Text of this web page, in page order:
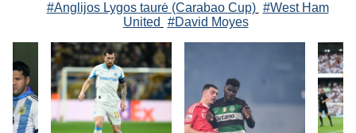
#Anglijos Lygos taurė (Carabao Cup) #West Ham
United
#David Moyes